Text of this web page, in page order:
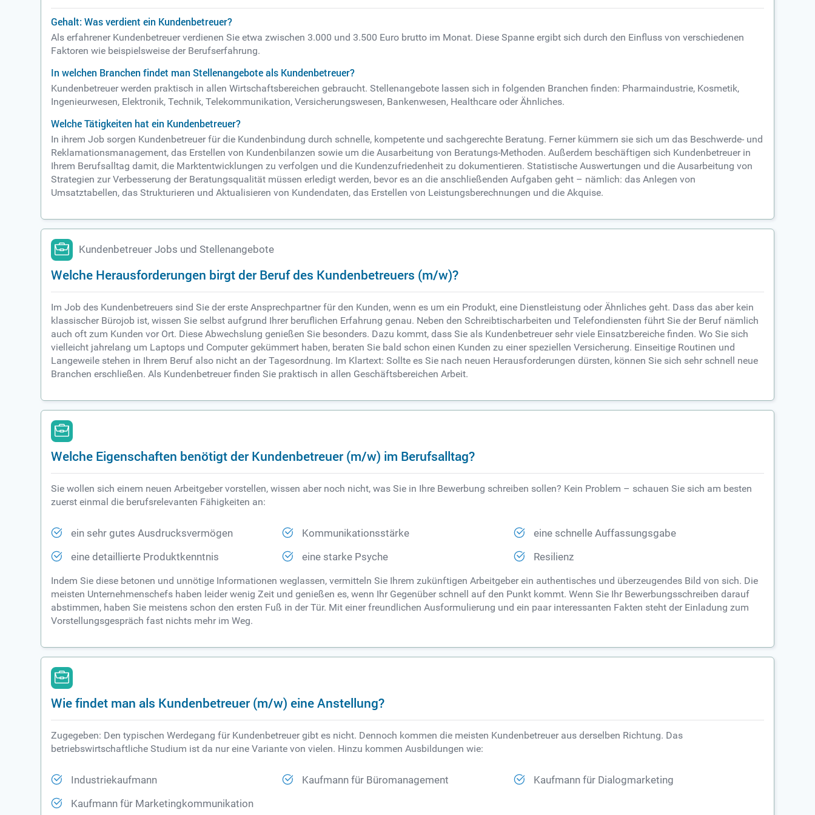
Gehalt: Was verdient ein Kundenbetreuer?
Als erfahrener Kundenbetreuer verdienen Sie etwa zwischen 3.000 und 3.500 Euro brutto im Monat. Diese Spanne ergibt sich durch den Einfluss von verschiedenen
Faktoren wie beispielsweise der Berufserfahrung.
In welchen Branchen findet man Stellenangebote als Kundenbetreuer?
Kundenbetreuer werden praktisch in allen Wirtschaftsbereichen gebraucht. Stellenangebote lassen sich in folgenden Branchen finden: Pharmaindustrie, Kosmetik,
Ingenieurwesen, Elektronik, Technik, Telekommunikation, Versicherungswesen, Bankenwesen, Healthcare oder Ähnliches.
Welche Tätigkeiten hat ein Kundenbetreuer?
In ihrem Job sorgen Kundenbetreuer für die Kundenbindung durch schnelle, kompetente und sachgerechte Beratung. Ferner kümmern sie sich um das Beschwerde- und
Reklamationsmanagement, das Erstellen von Kundenbilanzen sowie um die Ausarbeitung von Beratungs-Methoden. Außerdem beschäftigen sich Kundenbetreuer in
Ihrem Berufsalltag damit, die Marktentwicklungen zu verfolgen und die Kundenzufriedenheit zu dokumentieren. Statistische Auswertungen und die Ausarbeitung von
Strategien zur Verbesserung der Beratungsqualität müssen erledigt werden, bevor es an die anschließenden Aufgaben geht – nämlich: das Anlegen von
Umsatztabellen, das Strukturieren und Aktualisieren von Kundendaten, das Erstellen von Leistungsberechnungen und die Akquise.
Kundenbetreuer Jobs und Stellenangebote
Welche Herausforderungen birgt der Beruf des Kundenbetreuers (m/w)?
Im Job des Kundenbetreuers sind Sie der erste Ansprechpartner für den Kunden, wenn es um ein Produkt, eine Dienstleistung oder Ähnliches geht. Dass das aber kein
klassischer Bürojob ist, wissen Sie selbst aufgrund Ihrer beruflichen Erfahrung genau. Neben den Schreibtischarbeiten und Telefondiensten führt Sie der Beruf nämlich
auch oft zum Kunden vor Ort. Diese Abwechslung genießen Sie besonders. Dazu kommt, dass Sie als Kundenbetreuer sehr viele Einsatzbereiche finden. Wo Sie sich
vielleicht jahrelang um Laptops und Computer gekümmert haben, beraten Sie bald schon einen Kunden zu einer speziellen Versicherung. Einseitige Routinen und
Langeweile stehen in Ihrem Beruf also nicht an der Tagesordnung. Im Klartext: Sollte es Sie nach neuen Herausforderungen dürsten, können Sie sich sehr schnell neue
Branchen erschließen. Als Kundenbetreuer finden Sie praktisch in allen Geschäftsbereichen Arbeit.
Welche Eigenschaften benötigt der Kundenbetreuer (m/w) im Berufsalltag?
Sie wollen sich einem neuen Arbeitgeber vorstellen, wissen aber noch nicht, was Sie in Ihre Bewerbung schreiben sollen? Kein Problem – schauen Sie sich am besten
zuerst einmal die berufsrelevanten Fähigkeiten an:
ein sehr gutes Ausdrucksvermögen Kommunikationsstärke eine schnelle Auffassungsgabe
eine detaillierte Produktkenntnis eine starke Psyche Resilienz
Indem Sie diese betonen und unnötige Informationen weglassen, vermitteln Sie Ihrem zukünftigen Arbeitgeber ein authentisches und überzeugendes Bild von sich. Die
meisten Unternehmenschefs haben leider wenig Zeit und genießen es, wenn Ihr Gegenüber schnell auf den Punkt kommt. Wenn Sie Ihr Bewerbungsschreiben darauf
abstimmen, haben Sie meistens schon den ersten Fuß in der Tür. Mit einer freundlichen Ausformulierung und ein paar interessanten Fakten steht der Einladung zum
Vorstellungsgespräch fast nichts mehr im Weg.
Wie findet man als Kundenbetreuer (m/w) eine Anstellung?
Zugegeben: Den typischen Werdegang für Kundenbetreuer gibt es nicht. Dennoch kommen die meisten Kundenbetreuer aus derselben Richtung. Das
betriebswirtschaftliche Studium ist da nur eine Variante von vielen. Hinzu kommen Ausbildungen wie:
Industriekaufmann Kaufmann für Büromanagement Kaufmann für Dialogmarketing
Kaufmann für Marketingkommunikation